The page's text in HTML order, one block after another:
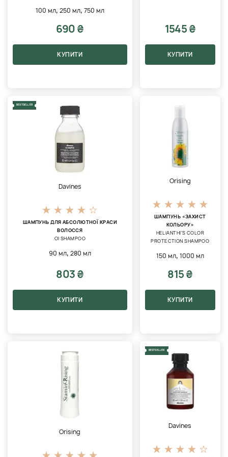
100 мл, 250 мл, 750 мл
690 ₴
КУПИТИ
1545 ₴
КУПИТИ
BESTSELLER
Davines
ШАМПУНЬ ДЛЯ АБСОЛЮТНОЇ КРАСИ
ВОЛОССЯ
OI SHAMPOO
90 мл, 280 мл
803 ₴
КУПИТИ
Orising
ШАМПУНЬ «ЗАХИСТ
КОЛЬОРУ»
HELIANTHI'S COLOR
PROTECTION SHAMPOO
150 мл, 1000 мл
815 ₴
КУПИТИ
Orising
BESTSELLER
Davines